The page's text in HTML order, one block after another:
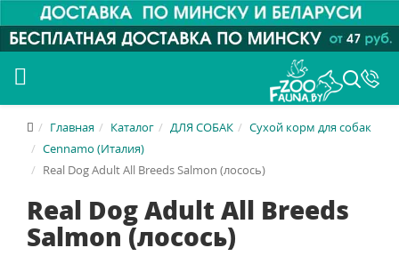
Главная Каталог ДЛЯ СОБАК
Сухой корм для собак
Cennamo (Италия)
Real Dog Adult All Breeds Salmon (лосось)
Real Dog Adult All Breeds
Salmon (лосось)